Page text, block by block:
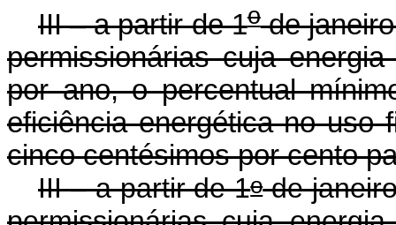
III – a partir de 1ode
permissionárias cuja
por ano, o percentual
eficiência energética no uso
cinco centésimos por cento
III – a partir de 1ode